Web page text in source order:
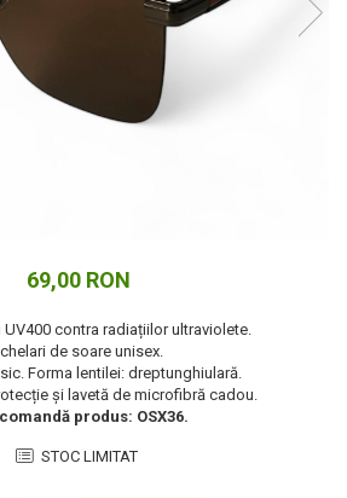
69,00 RON
UV400 contra radiațiilor ultraviolete.
de soare unisex.
Forma lentilei: dreptunghiulară.
și lavetă de microfibră cadou.
produs: OSX36.
STOC LIMITAT